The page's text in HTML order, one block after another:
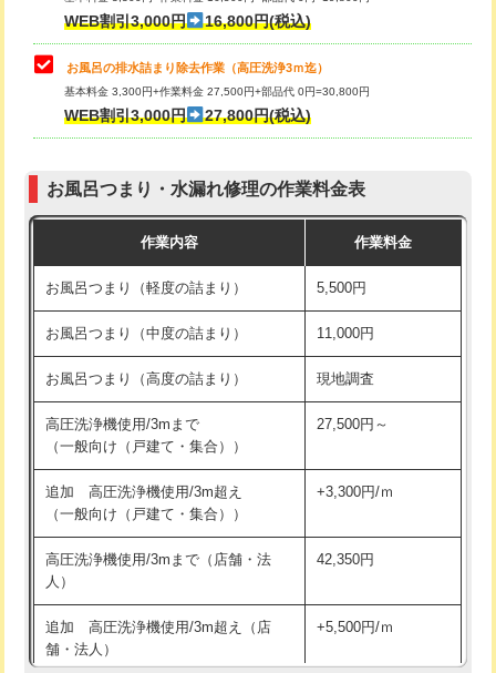
小便器トイレ脱着
その他部品の脱着 8,800円～
交換・取付（タンク）
交換・取付（普通便座） 11,000円+材料費
交換・取付（温水洗浄便座） 16,500円+材料費
交換・取付(単水栓（壁付・デッキ
式）)
13,200円+材料費
交換・取付(混合水栓（壁付・デッキ
式・ワンホール）)
16,500円+材料費
交換・取付(排水栓・排水トラップ
（P/S/ポップアップ））
22,000円+材料費
交換・取付（その他部品） 11,000円+材料費
持込商品取付（単水栓） 13,200円
持込商品取付（混合水栓）
持込商品取付（浄水器・分岐水栓） 16,500円
WEB割引3,000円 16,800円(税込)
お風呂の排水詰まり除去作業（高圧洗浄3ｍ迄）
基本料金 3,300円+作業料金 27,500円+部品代 0円=30,800円
WEB割引3,000円 27,800円(税込)
お風呂つまり・水漏れ修理の作業料金表
作業内容 作業料金
お風呂つまり（軽度の詰まり） 5,500円
お風呂つまり（中度の詰まり） 11,000円
お風呂つまり（高度の詰まり） 現地調査
高圧洗浄機使用/3mまで
（一般向け（戸建て・集合））
27,500円～
追加 高圧洗浄機使用/3m超え
（一般向け（戸建て・集合））
+3,300円/ｍ
高圧洗浄機使用/3mまで（店舗・法
人）
42,350円
追加 高圧洗浄機使用/3m超え（店
舗・法人）
+5,500円/ｍ